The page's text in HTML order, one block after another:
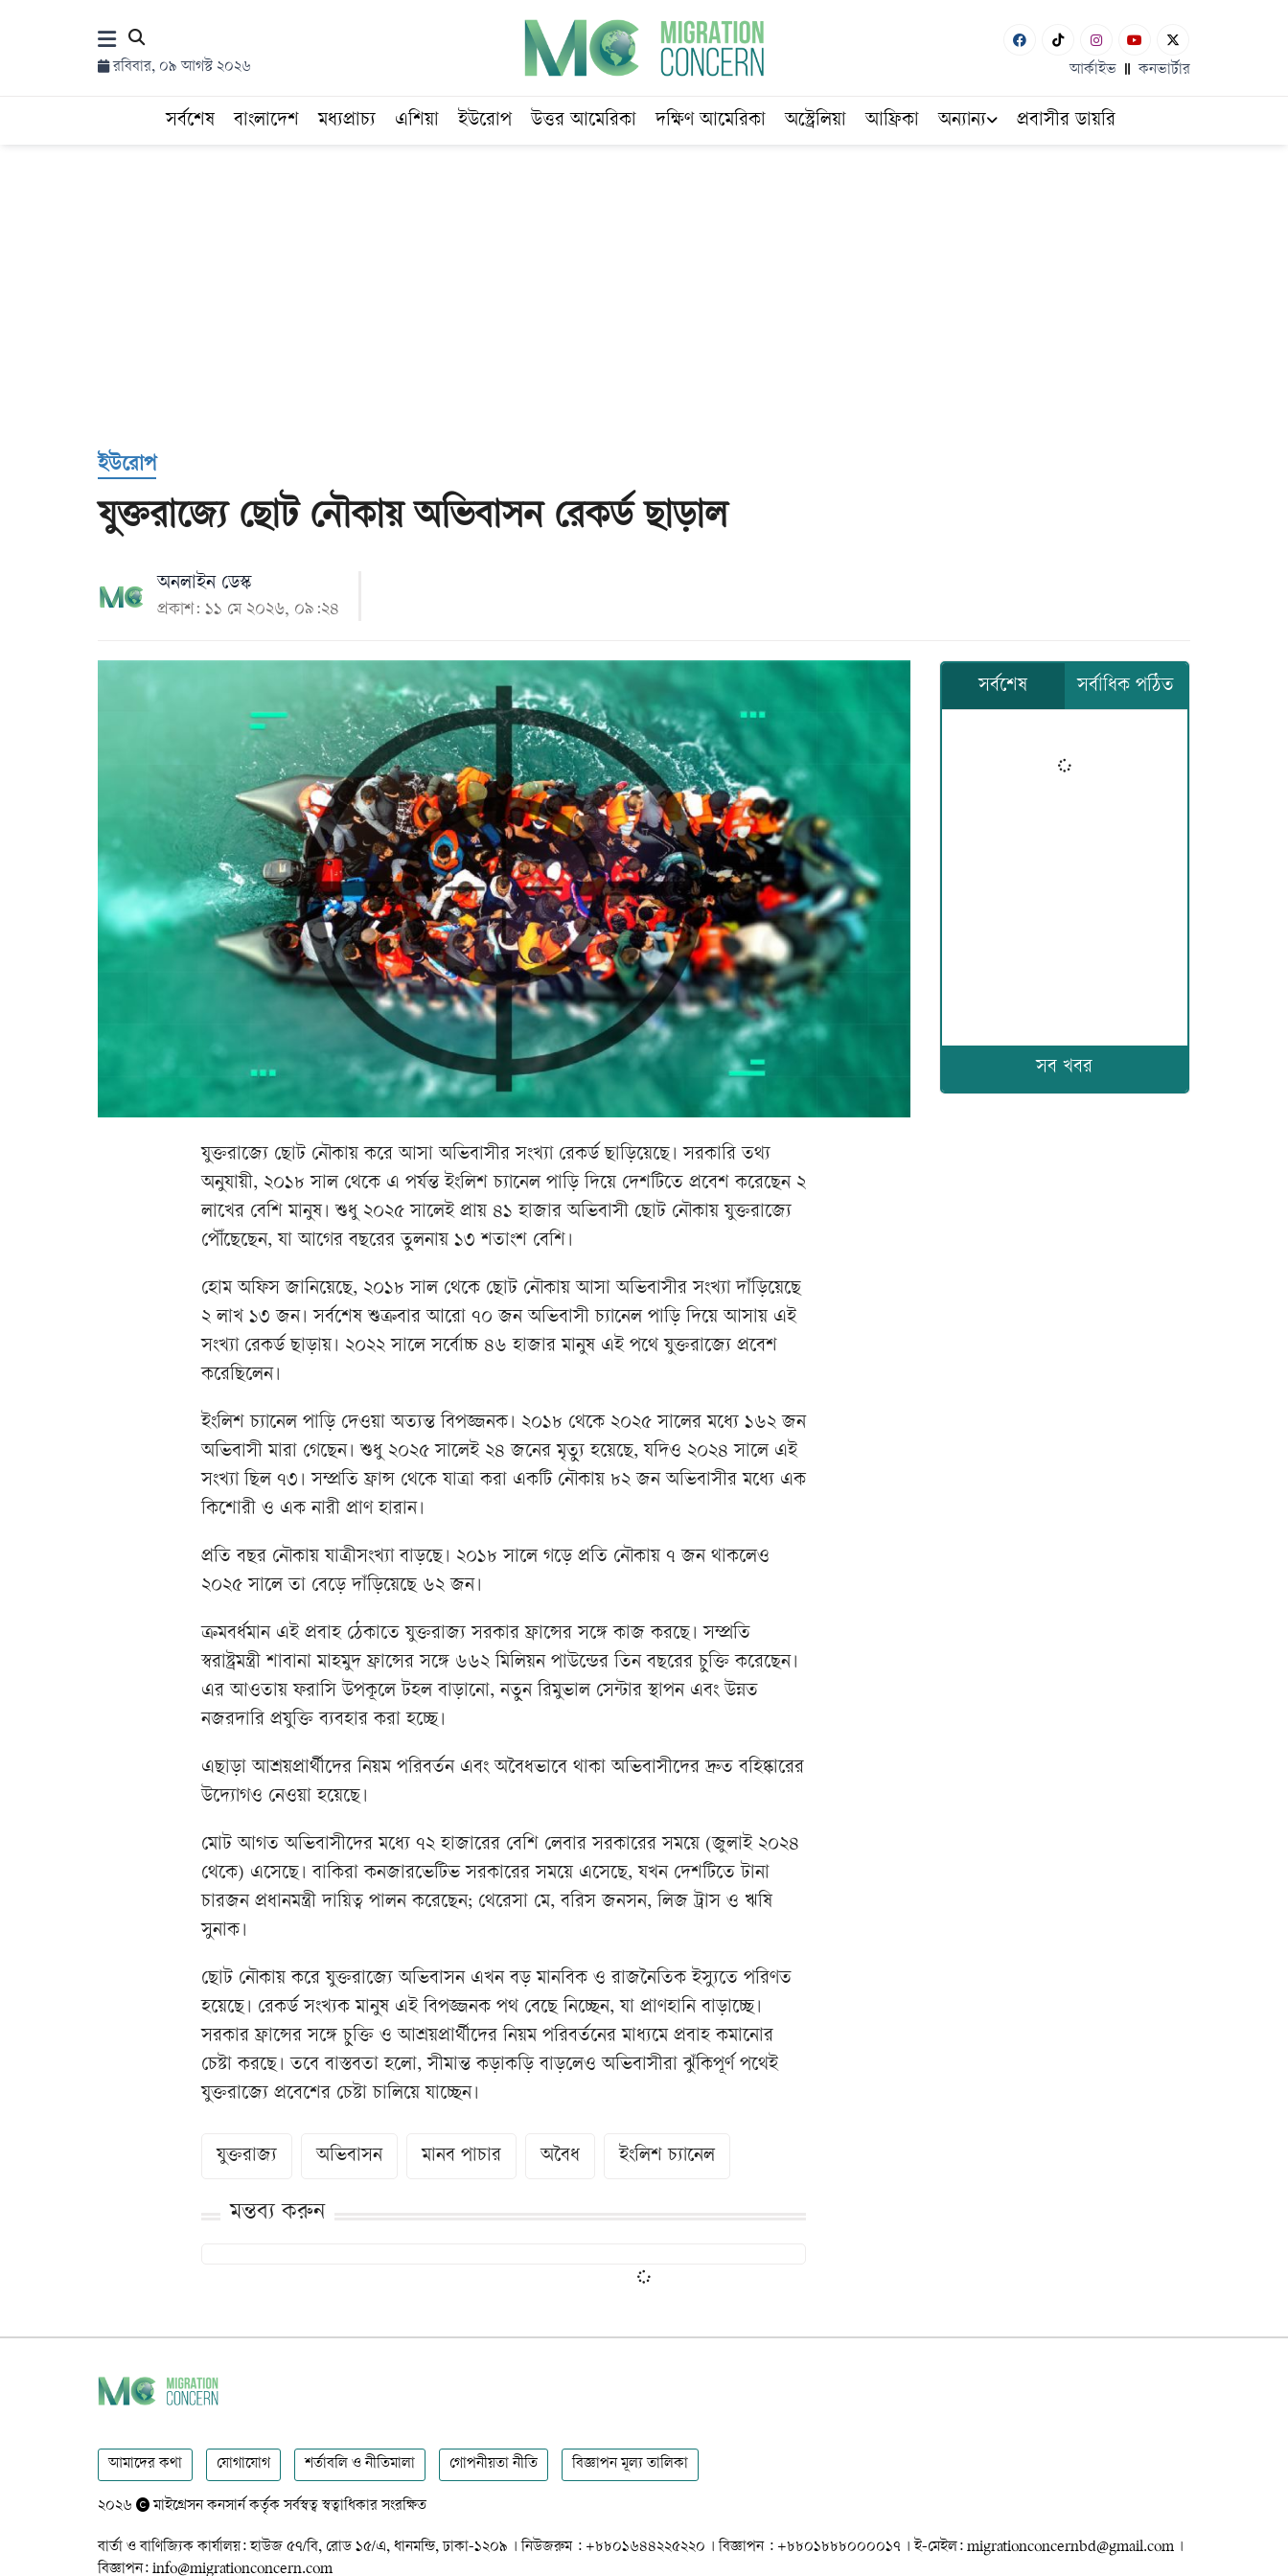
রবিবার, ০৯ আগস্ট ২০২৬ আর্কাইভ কনভার্টার
সর্বশেষ বাংলাদেশ মধ্যপ্রাচ্য এশিয়া ইউরোপ উত্তর আমেরিকা দক্ষিণ আমেরিকা অস্ট্রেলিয়া আফ্রিকা অন্যান্য প্রবাসীর ডায়রি
ইউরোপ
যুক্তরাজ্যে ছোট নৌকায় অভিবাসন রেকর্ড ছাড়াল
অনলাইন ডেস্ক
প্রকাশ: ১১ মে ২০২৬, ০৯:২৪
যুক্তরাজ্যে ছোট নৌকায় করে আসা অভিবাসীর সংখ্যা রেকর্ড ছাড়িয়েছে। সরকারি তথ্য
অনুযায়ী, ২০১৮ সাল থেকে এ পর্যন্ত ইংলিশ চ্যানেল পাড়ি দিয়ে দেশটিতে প্রবেশ করেছেন ২
লাখের বেশি মানুষ। শুধু ২০২৫ সালেই প্রায় ৪১ হাজার অভিবাসী ছোট নৌকায় যুক্তরাজ্যে
পৌঁছেছেন, যা আগের বছরের তুলনায় ১৩ শতাংশ বেশি।
হোম অফিস জানিয়েছে, ২০১৮ সাল থেকে ছোট নৌকায় আসা অভিবাসীর সংখ্যা দাঁড়িয়েছে
২ লাখ ১৩ জন। সর্বশেষ শুক্রবার আরো ৭০ জন অভিবাসী চ্যানেল পাড়ি দিয়ে আসায় এই
সংখ্যা রেকর্ড ছাড়ায়। ২০২২ সালে সর্বোচ্চ ৪৬ হাজার মানুষ এই পথে যুক্তরাজ্যে প্রবেশ
করেছিলেন।
ইংলিশ চ্যানেল পাড়ি দেওয়া অত্যন্ত বিপজ্জনক। ২০১৮ থেকে ২০২৫ সালের মধ্যে ১৬২ জন
অভিবাসী মারা গেছেন। শুধু ২০২৫ সালেই ২৪ জনের মৃত্যু হয়েছে, যদিও ২০২৪ সালে এই
সংখ্যা ছিল ৭৩। সম্প্রতি ফ্রান্স থেকে যাত্রা করা একটি নৌকায় ৮২ জন অভিবাসীর মধ্যে এক
কিশোরী ও এক নারী প্রাণ হারান।
প্রতি বছর নৌকায় যাত্রীসংখ্যা বাড়ছে। ২০১৮ সালে গড়ে প্রতি নৌকায় ৭ জন থাকলেও
২০২৫ সালে তা বেড়ে দাঁড়িয়েছে ৬২ জন।
ক্রমবর্ধমান এই প্রবাহ ঠেকাতে যুক্তরাজ্য সরকার ফ্রান্সের সঙ্গে কাজ করছে। সম্প্রতি
স্বরাষ্ট্রমন্ত্রী শাবানা মাহমুদ ফ্রান্সের সঙ্গে ৬৬২ মিলিয়ন পাউন্ডের তিন বছরের চুক্তি করেছেন।
এর আওতায় ফরাসি উপকূলে টহল বাড়ানো, নতুন রিমুভাল সেন্টার স্থাপন এবং উন্নত
নজরদারি প্রযুক্তি ব্যবহার করা হচ্ছে।
এছাড়া আশ্রয়প্রার্থীদের নিয়ম পরিবর্তন এবং অবৈধভাবে থাকা অভিবাসীদের দ্রুত বহিষ্কারের
উদ্যোগও নেওয়া হয়েছে।
মোট আগত অভিবাসীদের মধ্যে ৭২ হাজারের বেশি লেবার সরকারের সময়ে (জুলাই ২০২৪
থেকে) এসেছে। বাকিরা কনজারভেটিভ সরকারের সময়ে এসেছে, যখন দেশটিতে টানা
চারজন প্রধানমন্ত্রী দায়িত্ব পালন করেছেন; থেরেসা মে, বরিস জনসন, লিজ ট্রাস ও ঋষি
সুনাক।
ছোট নৌকায় করে যুক্তরাজ্যে অভিবাসন এখন বড় মানবিক ও রাজনৈতিক ইস্যুতে পরিণত
হয়েছে। রেকর্ড সংখ্যক মানুষ এই বিপজ্জনক পথ বেছে নিচ্ছেন, যা প্রাণহানি বাড়াচ্ছে।
সরকার ফ্রান্সের সঙ্গে চুক্তি ও আশ্রয়প্রার্থীদের নিয়ম পরিবর্তনের মাধ্যমে প্রবাহ কমানোর
চেষ্টা করছে। তবে বাস্তবতা হলো, সীমান্ত কড়াকড়ি বাড়লেও অভিবাসীরা ঝুঁকিপূর্ণ পথেই
যুক্তরাজ্যে প্রবেশের চেষ্টা চালিয়ে যাচ্ছেন।
যুক্তরাজ্য অভিবাসন মানব পাচার অবৈধ ইংলিশ চ্যানেল
মন্তব্য করুন
সর্বশেষ সর্বাধিক পঠিত
সব খবর
আমাদের কথা যোগাযোগ শর্তাবলি ও নীতিমালা গোপনীয়তা নীতি বিজ্ঞাপন মূল্য তালিকা
২০২৬ মাইগ্রেসন কনসার্ন কর্তৃক সর্বস্বত্ব স্বত্বাধিকার সংরক্ষিত
বার্তা ও বাণিজ্যিক কার্যালয়: হাউজ ৫৭/বি, রোড ১৫/এ, ধানমন্ডি, ঢাকা-১২০৯ । নিউজরুম : +৮৮০১৬৪৪২২৫২২০ । বিজ্ঞাপন : +৮৮০১৮৮৮০০০০১৭ । ই-মেইল: migrationconcernbd@gmail.com ।
বিজ্ঞাপন: info@migrationconcern.com